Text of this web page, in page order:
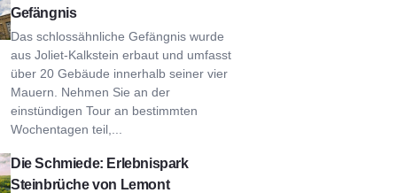
Gefängnis
Das schlossähnliche Gefängnis wurde
aus Joliet-Kalkstein erbaut und umfasst
über 20 Gebäude innerhalb seiner vier
Mauern. Nehmen Sie an der
einstündigen Tour an bestimmten
Wochentagen teil,...
Die Schmiede: Erlebnispark
Steinbrüche von Lemont
Lemont Quarries Adventure Park